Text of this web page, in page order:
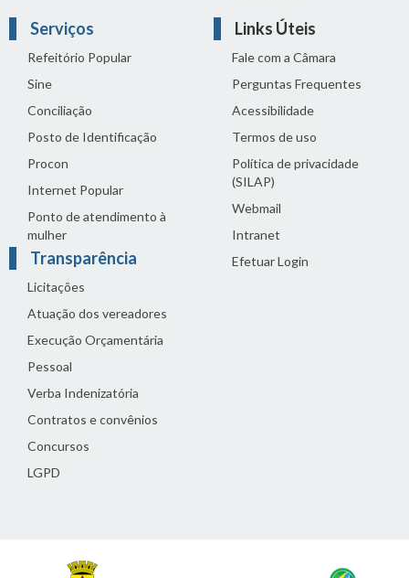
Serviços
Refeitório Popular
Sine
Conciliação
Posto de Identificação
Procon
Internet Popular
Ponto de atendimento à
mulher
Transparência
Licitações
Atuação dos vereadores
Execução Orçamentária
Pessoal
Verba Indenizatória
Contratos e convênios
Concursos
LGPD
Links Úteis
Fale com a Câmara
Perguntas Frequentes
Acessibilidade
Termos de uso
Política de privacidade
(SILAP)
Webmail
Intranet
Efetuar Login